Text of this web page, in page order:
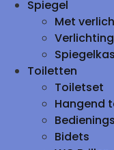
Spiegel
Met
Toiletten
Toiletset
Hangend
Bidets